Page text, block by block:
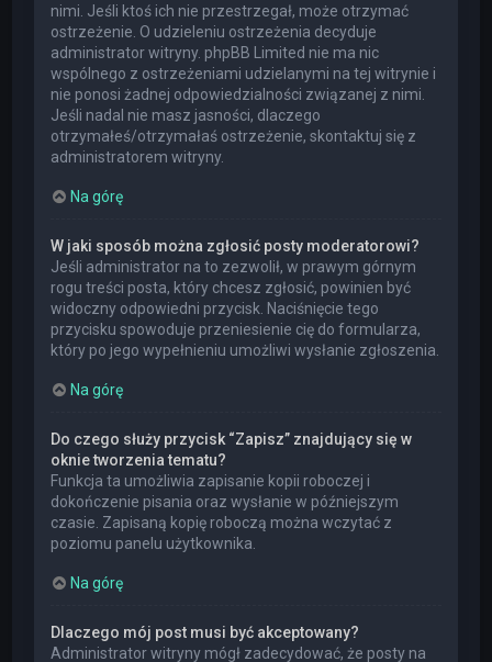
nimi. Jeśli ktoś ich nie przestrzegał, może otrzymać
ostrzeżenie. O udzieleniu ostrzeżenia decyduje
administrator witryny. phpBB Limited nie ma nic
wspólnego z ostrzeżeniami udzielanymi na tej witrynie i
nie ponosi żadnej odpowiedzialności związanej z nimi.
Jeśli nadal nie masz jasności, dlaczego
otrzymałeś/otrzymałaś ostrzeżenie, skontaktuj się z
administratorem witryny.
Na górę
W jaki sposób można zgłosić posty moderatorowi?
Jeśli administrator na to zezwolił, w prawym górnym
rogu treści posta, który chcesz zgłosić, powinien być
widoczny odpowiedni przycisk. Naciśnięcie tego
przycisku spowoduje przeniesienie cię do formularza,
który po jego wypełnieniu umożliwi wysłanie zgłoszenia.
Na górę
Do czego służy przycisk “Zapisz” znajdujący się w
oknie tworzenia tematu?
Funkcja ta umożliwia zapisanie kopii roboczej i
dokończenie pisania oraz wysłanie w późniejszym
czasie. Zapisaną kopię roboczą można wczytać z
poziomu panelu użytkownika.
Na górę
Dlaczego mój post musi być akceptowany?
Administrator witryny mógł zadecydować, że posty na